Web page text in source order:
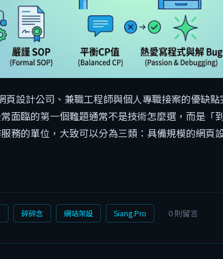
頁設計公司、兼職工程師與個人專職接案的優缺
面臨的第一個難題通常不是技術怎麼選，而是「
務的單位，大致可以分為三類：具備規模的網頁
碎碎念 網站架設 Siang.Pro 0 則留言